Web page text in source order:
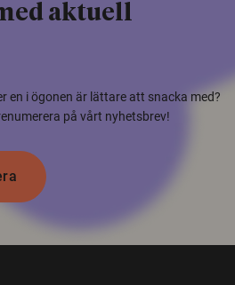
aktuell
en i ögonen är lättare att snacka med?
på vårt nyhetsbrev!